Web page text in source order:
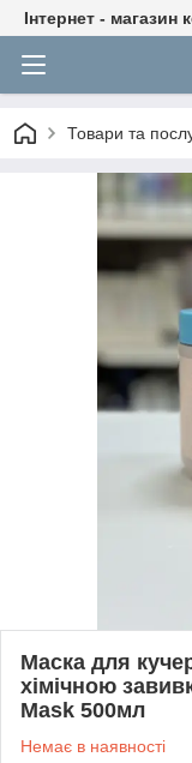
Інтернет -
Товари та
Маска для
хімічною
Mask 500мл
Немає в наявності